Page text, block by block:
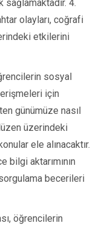
sağlamaktadır. 4.
olayları, coğrafi
etkilerini
sosyal
için
günümüze nasıl
üzerindeki
ele alınacaktır.
bilgi aktarımının
becerileri
öğrencilerin